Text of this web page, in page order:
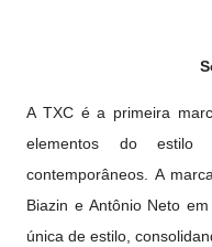
A TXC é a primeira
elementos do estilo
contemporâneos. A
Biazin e Antônio Neto
única de estilo,